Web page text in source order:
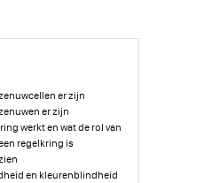
er zijn
er zijn
werkt en wat de rol van
regelkring is
en kleurenblindheid